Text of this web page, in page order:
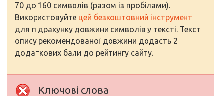
70 до 160 символів (разом із пробілами).
Використовуйте цей безкоштовний інструмент
для підрахунку довжини символів у тексті. Текст
опису рекомендованої довжини додасть 2
додаткових бали до рейтингу сайту.
Ключові слова